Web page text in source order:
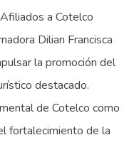
a Cotelco
Dilian Francisca
la promoción del
destacado.
de Cotelco como
fortalecimiento de la